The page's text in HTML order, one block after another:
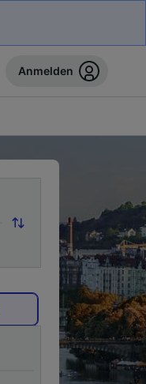
Anmelden